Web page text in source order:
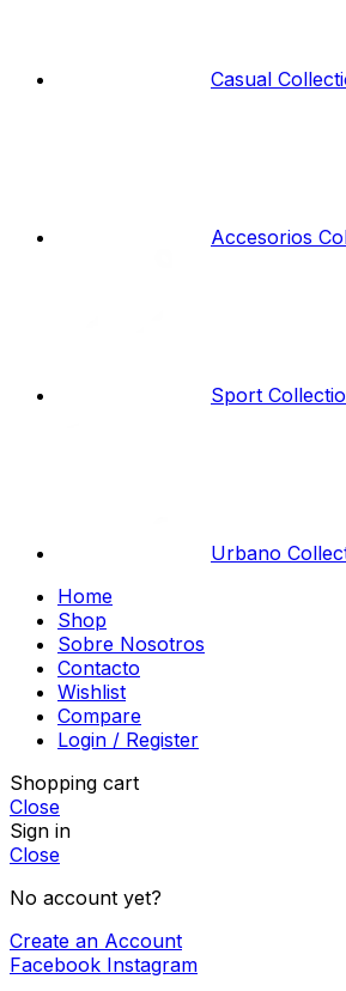
Casual
Accesorios
Sport
Urbano
Home
Shop
Sobre Nosotros
Contacto
Wishlist
Compare
Login / Register
Shopping cart
Close
Sign in
Close
No account yet?
Create an Account
Facebook Instagram